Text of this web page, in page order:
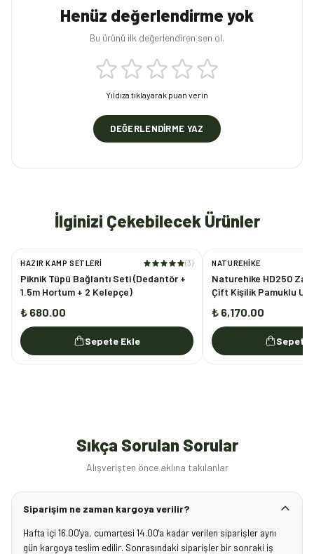
Henüz değerlendirme yok
Bu ürünü ilk değerlendiren sen ol.
Yıldıza tıklayarak puan verin
DEĞERLENDIRME YAZ
İlginizi Çekebilecek Ürünler
HAZIR KAMP SETLERI (3)
Piknik Tüpü Bağlantı Seti (Dedantör +
1.5m Hortum + 2 Kelepçe)
₺ 680.00
Sepete Ekle
NATUREHIKE
Naturehike HD250 Zarf
Çift Kişilik Pamuklu
₺ 6,170.00
Sepete
Sıkça Sorulan Sorular
Alışverişten önce aklına takılanlar
Siparişim ne zaman kargoya verilir?
Hafta içi 16.00'ya, cumartesi 14.00'a kadar verilen siparişler aynı
gün kargoya teslim edilir. Sonrasındaki siparişler bir sonraki iş